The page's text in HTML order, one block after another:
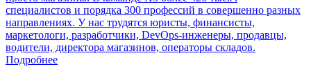
специалистов и порядка 300 профессий в совершенно разных
направлениях. У нас трудятся юристы, финансисты,
маркетологи, разработчики, DevOps-инженеры, продавцы,
водители, директора магазинов, операторы складов.
Подробнее